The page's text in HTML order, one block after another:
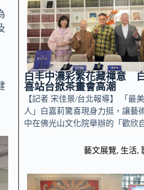
白丰中濃彩繁花藏禪意
喜站台掀茶畫會高潮
【記者 宋佳景/台北報導】 「最
人」白嘉莉驚喜現身力挺，讓藝
中在佛光山文化院舉辦的「歡
藝文展覽, 生活,